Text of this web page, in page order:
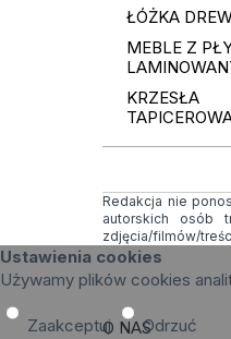
ŁÓŻKA
MEBLE Z
KRZESŁA
Redakcja nie
autorskich osób
zdjęcia/filmów/
Ustawienia cookies
Używamy plików cookies
Zaakceptuj Odrzuć
O NAS